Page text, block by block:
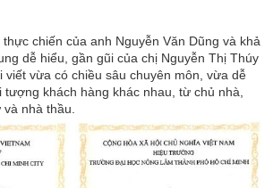
chiến của anh Nguyễn Văn Dũng và khả
dễ hiểu, gần gũi của chị Nguyễn Thị Thúy
viết vừa có chiều sâu chuyên môn, vừa dễ
khách hàng khác nhau, từ chủ nhà,
nhà thầu.